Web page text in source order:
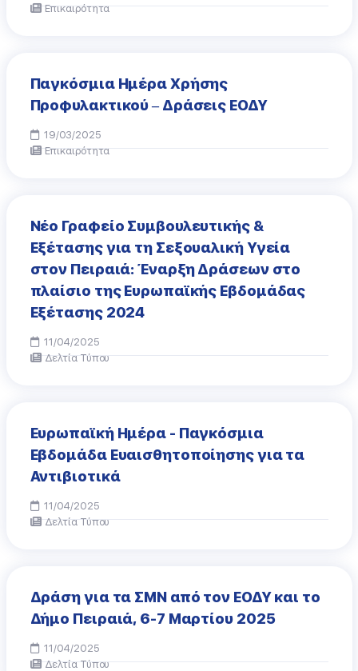
Επικαιρότητα
Παγκόσμια Ημέρα Χρήσης
Προφυλακτικού – Δράσεις ΕΟΔΥ
19/03/2025
Επικαιρότητα
Νέο Γραφείο Συμβουλευτικής &
Εξέτασης για τη Σεξουαλική Υγεία
στον Πειραιά: Έναρξη Δράσεων στο
πλαίσιο της Ευρωπαϊκής Εβδομάδας
Εξέτασης 2024
11/04/2025
Δελτία Τύπου
Ευρωπαϊκή Ημέρα - Παγκόσμια
Εβδομάδα Ευαισθητοποίησης για τα
Αντιβιοτικά
11/04/2025
Δελτία Τύπου
Δράση για τα ΣΜΝ από τον ΕΟΔΥ και το
Δήμο Πειραιά, 6-7 Μαρτίου 2025
11/04/2025
Δελτία Τύπου